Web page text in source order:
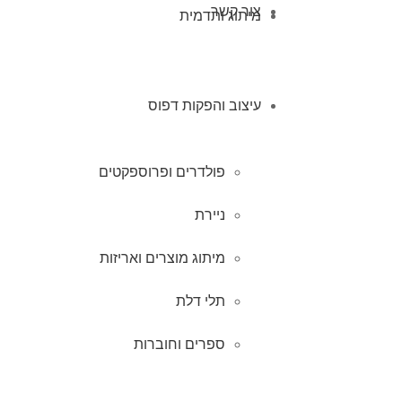
צור קשר
מיתוג ותדמית
עיצוב והפקות דפוס
פולדרים ופרוספקטים
ניירת
מיתוג מוצרים ואריזות
תלי דלת
ספרים וחוברות